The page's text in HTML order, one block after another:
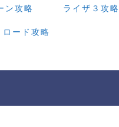
ン攻略 ライザ３攻略
ード攻略